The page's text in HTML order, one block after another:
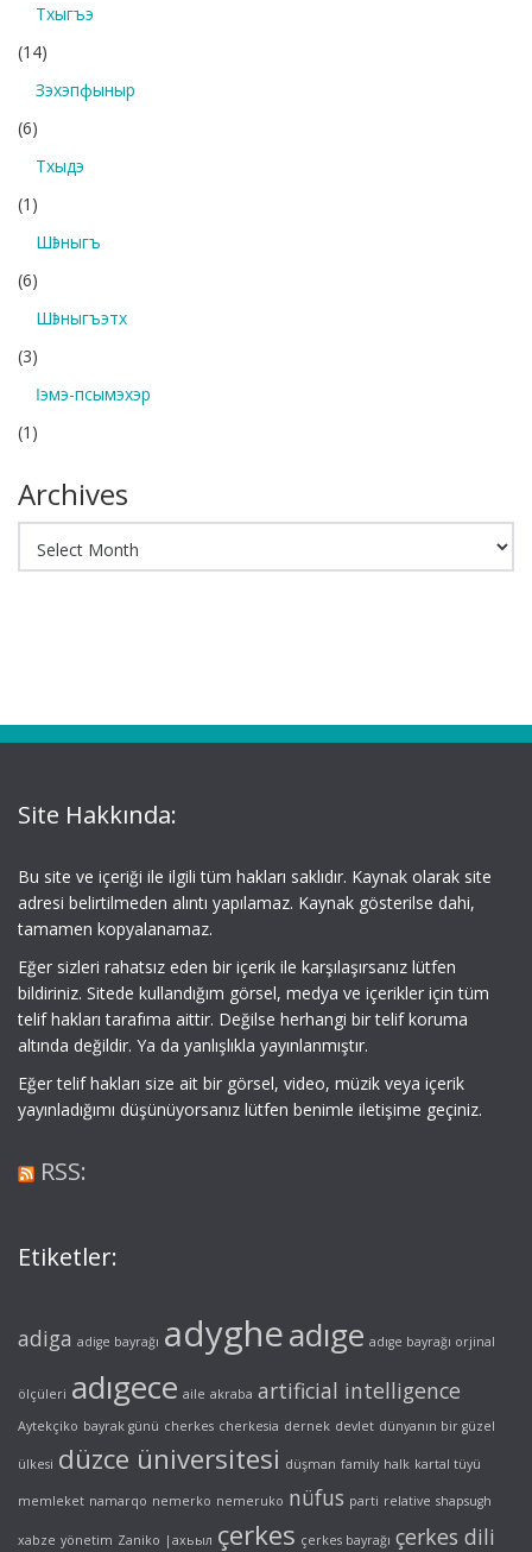
Тхыгъэ
(14)
Зэхэпфыныр
(6)
Тхыдэ
(1)
Шӏэныгъ
(6)
Шӏэныгъэтх
(3)
Ӏэмэ-псымэхэр
(1)
Archives
Site Hakkında:
Bu site ve içeriği ile ilgili tüm hakları saklıdır. Kaynak olarak site
adresi belirtilmeden alıntı yapılamaz. Kaynak gösterilse dahi,
tamamen kopyalanamaz.
Eğer sizleri rahatsız eden bir içerik ile karşılaşırsanız lütfen
bildiriniz. Sitede kullandığım görsel, medya ve içerikler için tüm
telif hakları tarafıma aittir. Değilse herhangi bir telif koruma
altında değildir. Ya da yanlışlıkla yayınlanmıştır.
Eğer telif hakları size ait bir görsel, video, müzik veya içerik
yayınladığımı düşünüyorsanız lütfen benimle iletişime geçiniz.
RSS:
Etiketler:
adiga adige bayrağı adygheadıge adıge bayrağı orjinal
ölçüleri adıgece aile akraba artificial intelligence
Aytekçiko bayrak günü cherkes cherkesia dernek devlet dünyanın bir güzel
ülkesi düzce üniversitesi düşman family halk kartal tüyü
memleket namarqo nemerko nemeruko nüfus parti relative shapsugh
xabze yönetim Zaniko |ахьыл çerkes çerkes bayrağı çerkes dili